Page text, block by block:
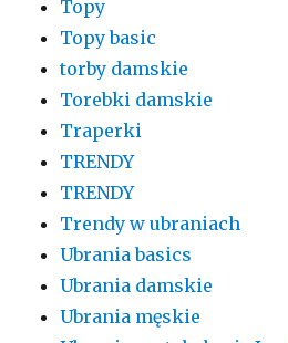
Topy
Topy basic
torby damskie
Torebki damskie
Traperki
TRENDY
TRENDY
Trendy w ubraniach
Ubrania basics
Ubrania damskie
Ubrania męskie